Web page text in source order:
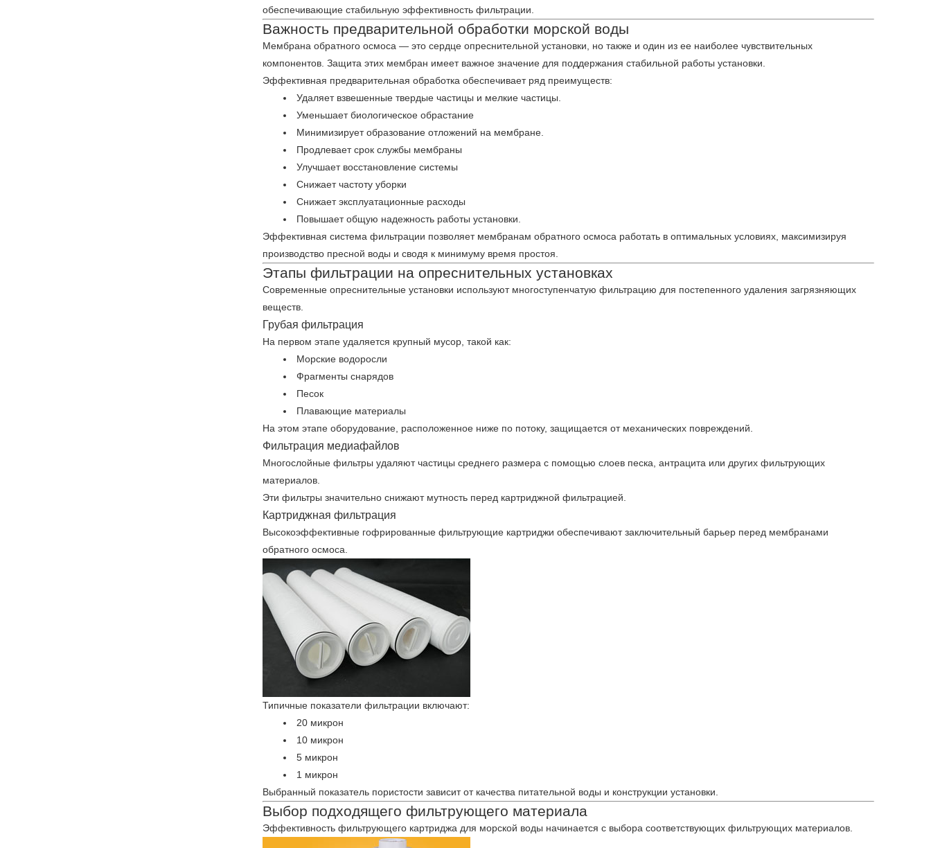
труб.
обеспечивающие стабильную эффективность фильтрации.
Важность предварительной обработки морской воды
Мембрана обратного осмоса — это сердце опреснительной установки, но также и один из ее наиболее чувствительных
компонентов. Защита этих мембран имеет важное значение для поддержания стабильной работы установки.
Эффективная предварительная обработка обеспечивает ряд преимуществ:
Удаляет взвешенные твердые частицы и мелкие частицы.
Уменьшает биологическое обрастание
Минимизирует образование отложений на мембране.
Продлевает срок службы мембраны
Улучшает восстановление системы
Снижает частоту уборки
Снижает эксплуатационные расходы
Повышает общую надежность работы установки.
Эффективная система фильтрации позволяет мембранам обратного осмоса работать в оптимальных условиях, максимизируя
производство пресной воды и сводя к минимуму время простоя.
Этапы фильтрации на опреснительных установках
Современные опреснительные установки используют многоступенчатую фильтрацию для постепенного удаления загрязняющих
веществ.
Грубая фильтрация
На первом этапе удаляется крупный мусор, такой как:
Морские водоросли
Фрагменты снарядов
Песок
Плавающие материалы
На этом этапе оборудование, расположенное ниже по потоку, защищается от механических повреждений.
Фильтрация медиафайлов
Многослойные фильтры удаляют частицы среднего размера с помощью слоев песка, антрацита или других фильтрующих
материалов.
Эти фильтры значительно снижают мутность перед картриджной фильтрацией.
Картриджная фильтрация
Высокоэффективные гофрированные фильтрующие картриджи обеспечивают заключительный барьер перед мембранами
обратного осмоса.
Типичные показатели фильтрации включают:
20 микрон
10 микрон
5 микрон
1 микрон
Выбранный показатель пористости зависит от качества питательной воды и конструкции установки.
Выбор подходящего фильтрующего материала
Эффективность фильтрующего картриджа для морской воды начинается с выбора соответствующих фильтрующих материалов.